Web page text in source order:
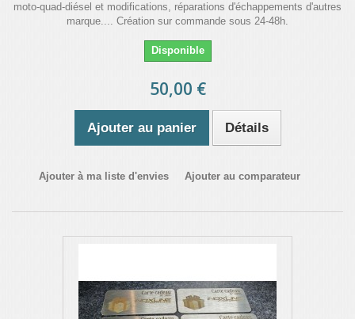
moto-quad-diésel et modifications, réparations d'échappements d'autres
marque.... Création sur commande sous 24-48h.
Disponible
50,00 €
Ajouter au panier Détails
Ajouter à ma liste d'envies Ajouter au comparateur